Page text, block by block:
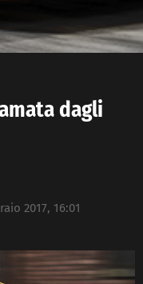
dagli
2017, 16:01